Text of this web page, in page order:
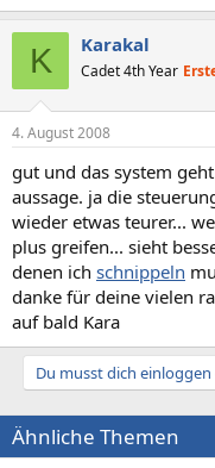
K Karakal
Cadet 4th Year
4. August 2008
gut und das system
aussage. ja die
wieder etwas teurer...
plus greifen... sieht
denen ich schnippeln
danke für deine vielen
auf bald Kara
Du musst dich
Ähnliche Themen